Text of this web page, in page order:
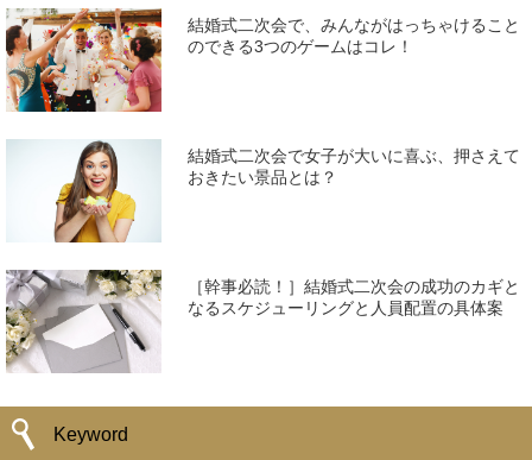
結婚式二次会で、みんながはっちゃけること
のできる3つのゲームはコレ！
結婚式二次会で女子が大いに喜ぶ、押さえて
おきたい景品とは？
［幹事必読！］結婚式二次会の成功のカギと
なるスケジューリングと人員配置の具体案
Keyword